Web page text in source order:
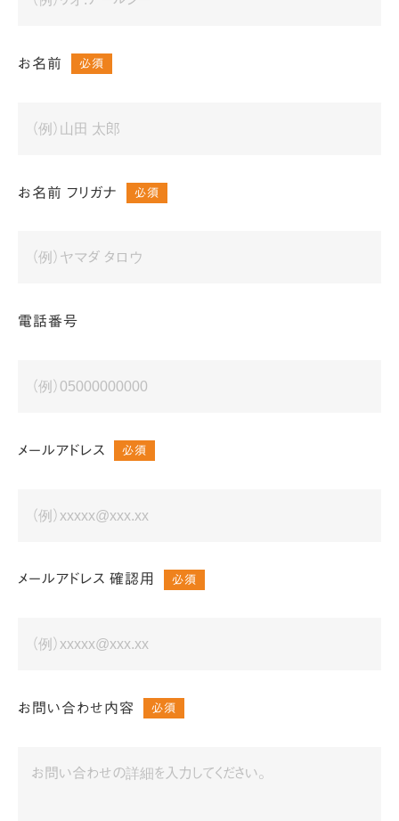
お名前 必須
お名前 フリガナ 必須
電話番号
メールアドレス 必須
メールアドレス 確認用 必須
お問い合わせ内容 必須